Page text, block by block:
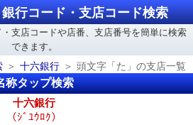
行コード・支店コード検索
支店コードや店番、支店番号を簡単に検索
できます。
十六銀行 頭文字「た」の支店一覧
称タップ検索
十六銀行
（ｼﾞﾕｳﾛｸ）